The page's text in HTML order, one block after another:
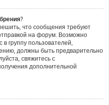
что сообщения требуют
на форум. Возможно
группу пользователей,
должны быть предварительно
свяжитесь с
дополнительной